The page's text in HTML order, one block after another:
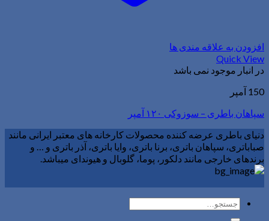
افزودن به علاقه مندی ها
Quick View
در انبار موجود نمی باشد
150 آمپر
سپاهان باطری – سوزوکی ۱۲۰ آمپر
دنیای باطری عرضه کننده محصولات کارخانه های معتبر ایرانی مانند
صباباتری، سپاهان باتری، برنا باتری، وایا باتری، آذر باتری و … و
برندهای خارجی مانند دلکور، پوما، گلوبال و هیوندای میباشد.
جستجو